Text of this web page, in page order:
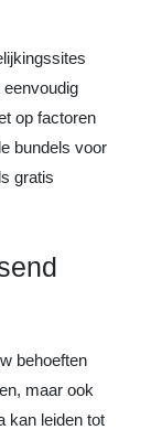
op factoren
bundels voor
gratis
behoeften
maar ook
kan leiden tot